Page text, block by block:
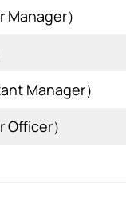
）
Manager）
）